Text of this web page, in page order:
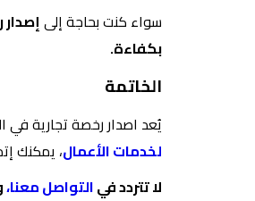
سواء كنت بحاجة إلى
بكفاءة.
الخاتمة
يُعد اصدار رخصة تجارية
لخدمات الأعمال، يمكنك
لا تتردد فيالتواصل معنا،